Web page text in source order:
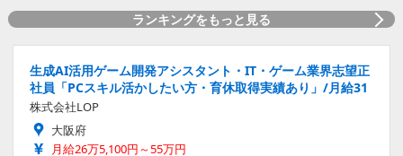
ランキングをもっと見る
生成AI活用ゲーム開発アシスタント・IT・ゲーム業界志望正
社員「PCスキル活かしたい方・育休取得実績あり」/月給31
株式会社LOP
大阪府
月給26万5,100円～55万円